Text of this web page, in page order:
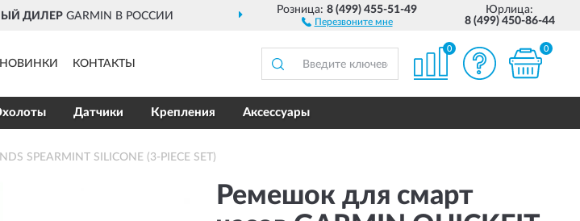
ДИЛЕРGARMIN В РОССИИ ДОСТАВИМ ПО ВСЕЙ РОССИИ
Розница:8 (499) 455-51-49
Перезвоните мне
Юрлица:
8 (499) 450-86-44
НОВИНКИ КОНТАКТЫ
0 0
Датчики Крепления Аксессуары
SPEARMINT SILICONE (3-PIECE SET)
Ремешок для смарт